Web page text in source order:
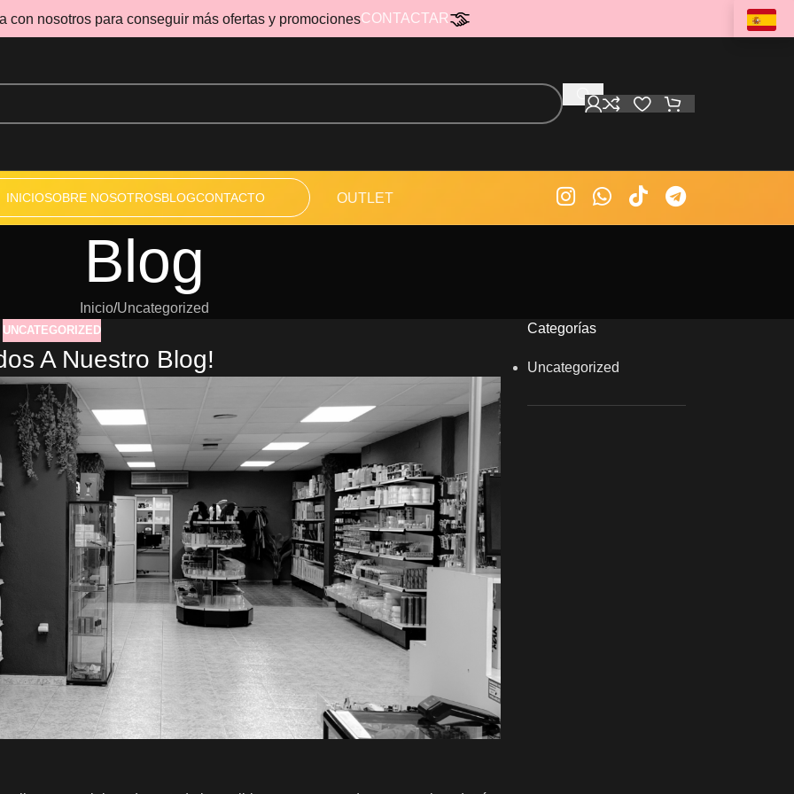
con nosotros para conseguir más ofertas y promocionesCONTACTAR
INICIOSOBRE NOSOTROSBLOGCONTACTO OUTLET
Blog
Inicio Uncategorized
UNCATEGORIZED
A Nuestro Blog!
Categorías
Uncategorized